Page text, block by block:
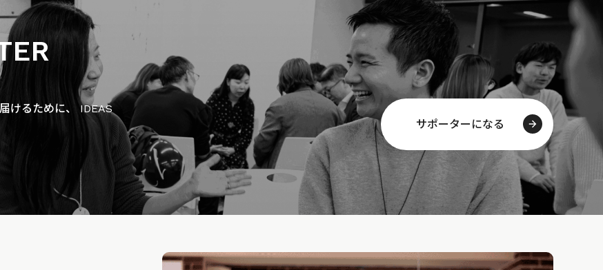
けるために、 IDEAS
サポーターになる